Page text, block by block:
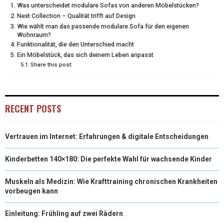
O
N
T
T
E
R
O
N
O
O
K
O
N
R
E
S
O
N
D
I
Was unterscheidet modulare Sofas von anderen Möbelstücken?
Next Collection – Qualität trifft auf Design
Wie wählt man das passende modulare Sofa für den eigenen
Wohnraum?
Funktionalität, die den Unterschied macht
Ein Möbelstück, das sich deinem Leben anpasst
Share this post:
RECENT POSTS
Vertrauen im Internet: Erfahrungen & digitale Entscheidungen
Kinderbetten 140×180: Die perfekte Wahl für wachsende Kinder
Muskeln als Medizin: Wie Krafttraining chronischen Krankheiten
vorbeugen kann
Einleitung: Frühling auf zwei Rädern